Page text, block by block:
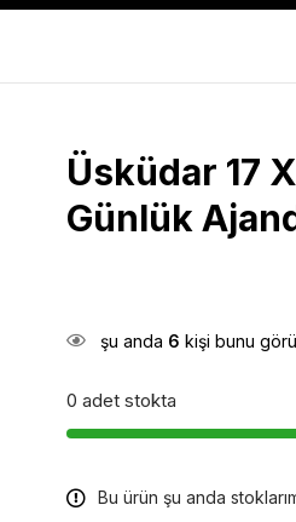
Üsküdar 17
Günlük
şu anda 6 kişi bunu
0 adet stokta
Bu ürün şu anda